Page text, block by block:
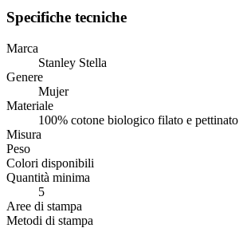
Specifiche tecniche
Marca
Stanley Stella
Genere
Mujer
Materiale
100% cotone biologico filato e pettinato
Misura
Peso
Colori disponibili
Quantità minima
5
Aree di stampa
Metodi di stampa